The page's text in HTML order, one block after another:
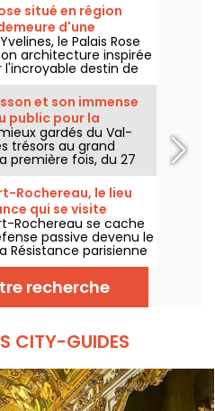
situé en région
d'une
de la Belle Epoque
le Palais Rose
architecture inspirée
l'incroyable destin de
habitantes : la
figure excentrique de
et son immense
public pour la
2026gardés du Val-
trésors au grand
première fois, du 27
2026. Le Château
du XVIe siècle resté
familiale depuis des
promeneurs à
et son intérieur
Rochereau, le lieu
qui se visite
Rochereau se cache
passive devenu le
Résistance parisienne
historique
resté inaccessible
à la visite.
recherche
CITY-GUIDES